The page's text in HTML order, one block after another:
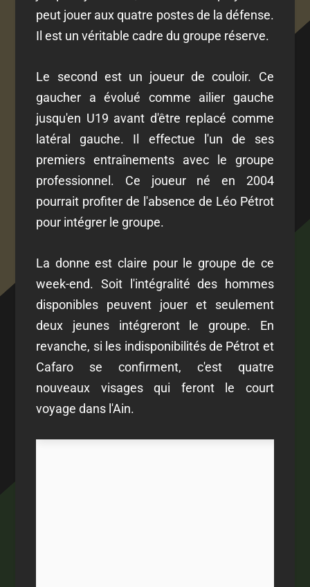
peut jouer aux quatre postes de la défense.
Il est un véritable cadre du groupe réserve.
Le second est un joueur de couloir. Ce
gaucher a évolué comme ailier gauche
jusqu'en U19 avant d'être replacé comme
latéral gauche. Il effectue l'un de ses
premiers entraînements avec le groupe
professionnel. Ce joueur né en 2004
pourrait profiter de l'absence de Léo Pétrot
pour intégrer le groupe.
La donne est claire pour le groupe de ce
week-end. Soit l'intégralité des hommes
disponibles peuvent jouer et seulement
deux jeunes intégreront le groupe. En
revanche, si les indisponibilités de Pétrot et
Cafaro se confirment, c'est quatre
nouveaux visages qui feront le court
voyage dans l'Ain.